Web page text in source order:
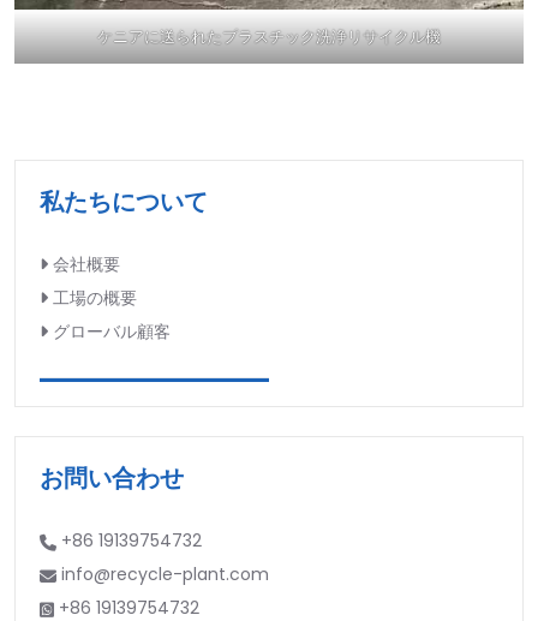
ケニアに送られたプラスチック洗浄リサイクル機
私たちについて
会社概要
工場の概要
グローバル顧客
お問い合わせ
+86 19139754732
info@recycle-plant.com
+86 19139754732